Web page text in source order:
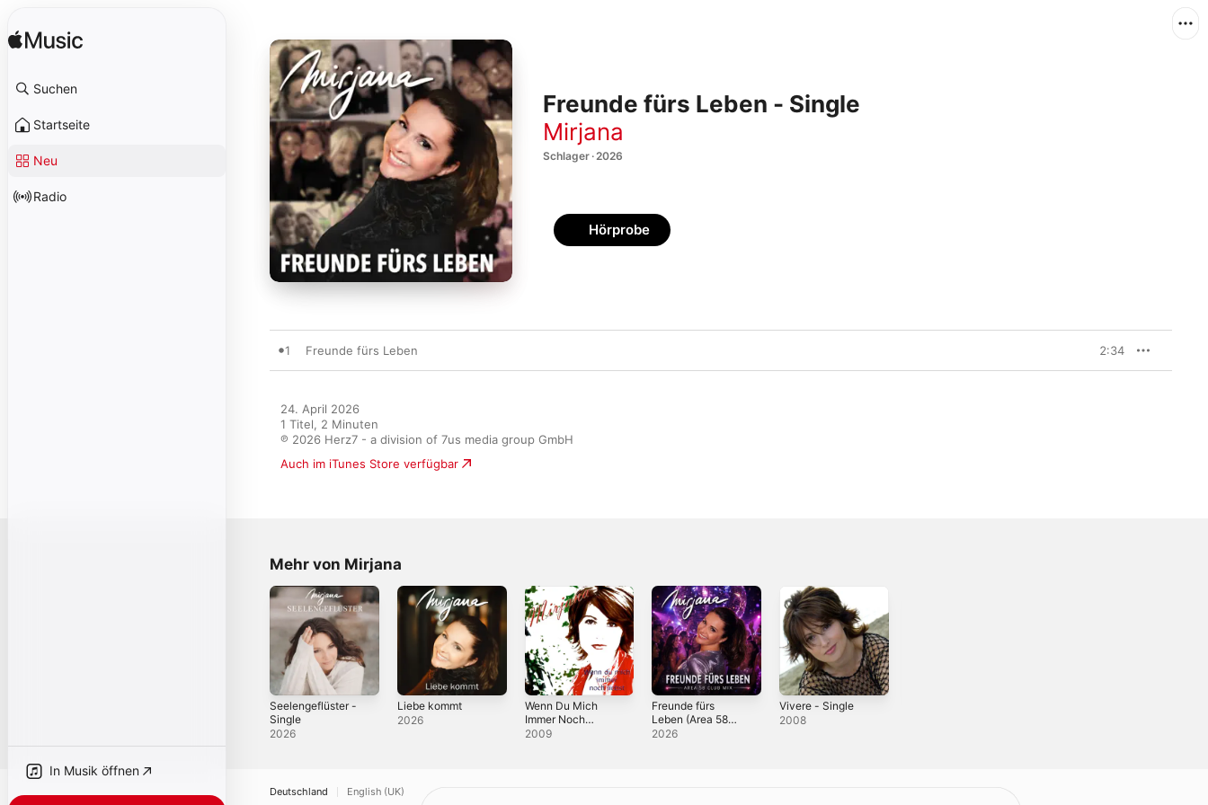
Suchen
Startseite
Neu
Radio
In Musik öffnen
Freunde fürs Leben - Single
Mirjana
Schlager · 2026
Hörprobe
1 Freunde fürs Leben 2:34
24. April 2026
1 Titel, 2 Minuten
℗ 2026 Herz7 - a division of 7us media group GmbH
Auch im iTunes Store verfügbar
Mehr von Mirjana
Seelengeflüster -
Single
2026
Liebe kommt
2026
Wenn Du Mich
Immer Noch
Liebst
2009
Freunde fürs
Leben (Area 58
Club Mix) -
2026
Vivere - Single
2008
Deutschland English (UK)